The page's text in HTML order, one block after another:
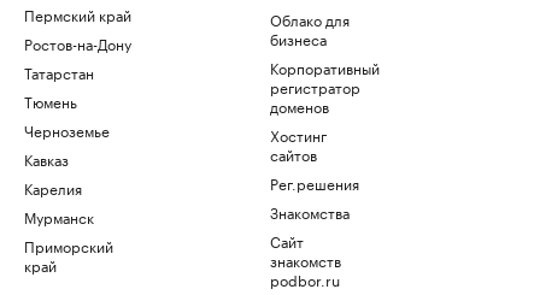
Пермский край
Ростов-на-Дону
Татарстан
Тюмень
Черноземье
Кавказ
Карелия
Мурманск
Приморский
край
Облако для
бизнеса
Корпоративный
регистратор
доменов
Хостинг
сайтов
Рег.решения
Знакомства
Сайт
знакомств
podbor.ru